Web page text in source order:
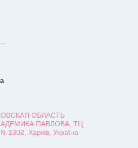
ОБЛАСТЬ
ПАВЛОВА, ТЦ
Харків, Україна